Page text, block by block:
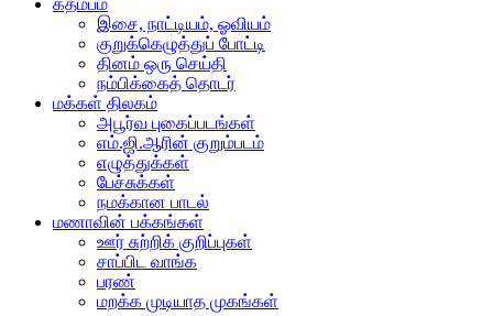
கதம்பம்
இசை, நாட்டியம், ஓவியம்
குறுக்கெழுத்துப் போட்டி
தினம் ஒரு செய்தி
நம்பிக்கைத் தொடர்
மக்கள் திலகம்
அபூர்வ புகைப்படங்கள்
எம்.ஜி.ஆரின் குறும்படம்
எழுத்துக்கள்
பேச்சுக்கள்
நமக்கான பாடல்
மணாவின் பக்கங்கள்
ஊர் சுற்றிக் குறிப்புகள்
சாப்பிட வாங்க
பரண்
மறக்க முடியாத முகங்கள்